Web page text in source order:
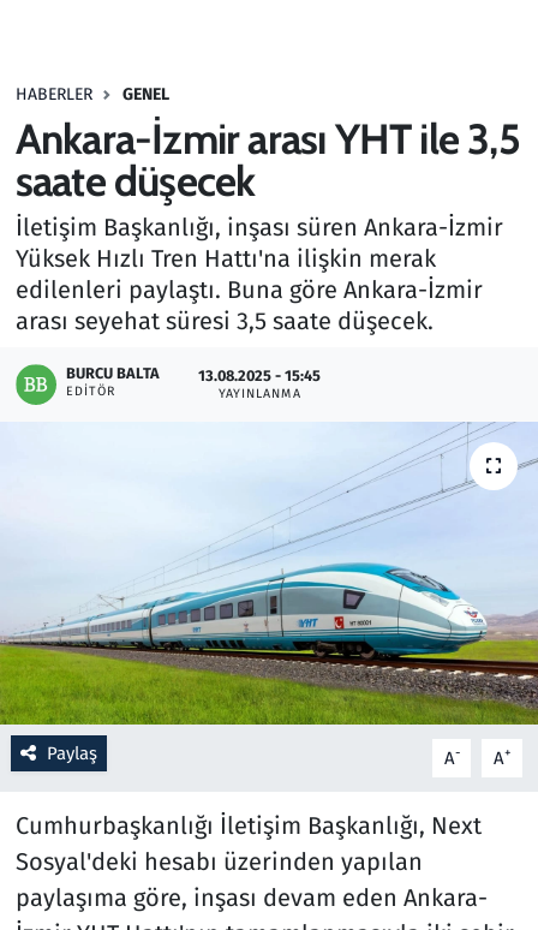
HABERLER GENEL
Ankara-İzmir arası YHT ile 3,5
saate düşecek
İletişim Başkanlığı, inşası süren Ankara-İzmir
Yüksek Hızlı Tren Hattı'na ilişkin merak
edilenleri paylaştı. Buna göre Ankara-İzmir
arası seyehat süresi 3,5 saate düşecek.
BURCU BALTA
EDITÖR
13.08.2025 - 15:45
YAYINLANMA
Paylaş A- A+
Cumhurbaşkanlığı İletişim Başkanlığı, Next
Sosyal'deki hesabı üzerinden yapılan
paylaşıma göre, inşası devam eden Ankara-
Haber
Kültür Sanat
Kurumsal Haberler
Lezzet Durağı
Resmi İlanlar
Rüya Tabirleri
Sağlık
Savunma Sanayi
Seçim 2023
Spor